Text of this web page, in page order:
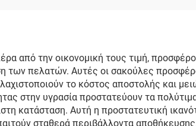
Συσκευασία
Κοσμημάτων και
Ρούχων
την οικονομική τους τιμή,
των πελατών. Αυτές οι σακούλες
το κόστος αποστολής και
στην υγρασία προστατεύουν τα
κατάσταση. Αυτή η προστατευτική
σταθερά περιβάλλοντα